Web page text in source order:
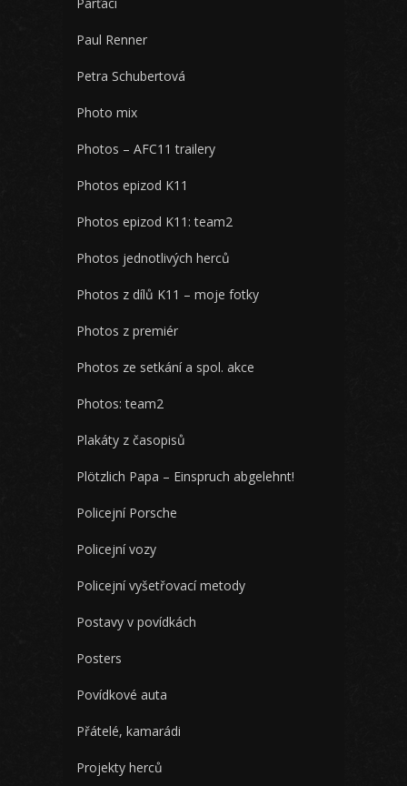
Paul Renner
Petra Schubertová
Photo mix
Photos – AFC11 trailery
Photos epizod K11
Photos epizod K11: team2
Photos jednotlivých herců
Photos z dílů K11 – moje fotky
Photos z premiér
Photos ze setkání a spol. akce
Photos: team2
Plakáty z časopisů
Plötzlich Papa – Einspruch abgelehnt!
Policejní Porsche
Policejní vozy
Policejní vyšetřovací metody
Postavy v povídkách
Posters
Povídkové auta
Přátelé, kamarádi
Projekty herců